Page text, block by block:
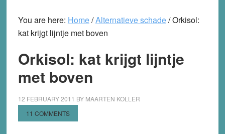
You are here: Home/Alternatieve schade/Orkisol:
kat krijgt lijntje met boven
Orkisol: kat krijgt lijntje
met boven
12 FEBRUARY 2011 BY MAARTEN KOLLER
11 COMMENTS